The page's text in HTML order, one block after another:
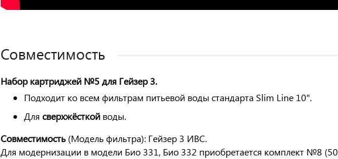
Совместимость
Набор картриджей №5 для Гейзер 3.
Подходит ко всем фильтрам питьевой воды стандарта Slim Line 10".
Для сверхжёсткой воды.
Совместимость (Модель фильтра): Гейзер 3 ИВС.
Для модернизации в модели Био 331, Био 332 приобретается комплект №8